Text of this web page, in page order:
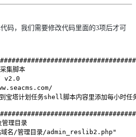
码，我们需要修改代码里面的3项后才可
集脚本
v2.0
宝塔计划任务shell脚本内容里添加每小时任
理目录
名/管理目录/admin_reslib2.php"